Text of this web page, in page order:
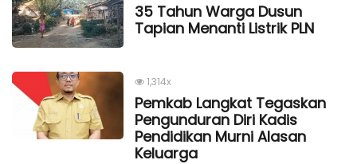
35 Tahun Warga Dusun
Tapian Menanti Listrik PLN
1,314x
Pemkab Langkat Tegaskan
Pengunduran Diri Kadis
Pendidikan Murni Alasan
Keluarga